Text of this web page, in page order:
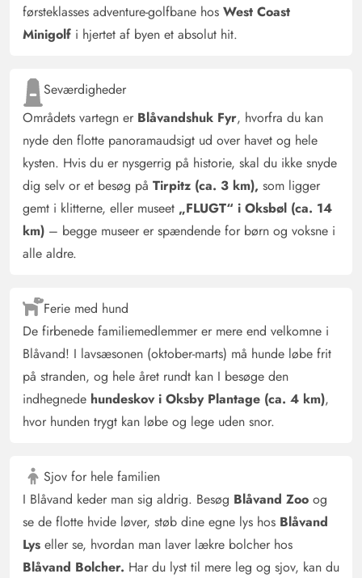
førsteklasses adventure-golfbane hos West Coast
Minigolf i hjertet af byen et absolut hit.
Seværdigheder
Områdets vartegn er Blåvandshuk Fyr, hvorfra du kan
nyde den flotte panoramaudsigt ud over havet og hele
kysten. Hvis du er nysgerrig på historie, skal du ikke snyde
dig selv or et besøg på Tirpitz (ca. 3 km), som ligger
gemt i klitterne, eller museet „FLUGT“ i Oksbøl (ca. 14
km) – begge museer er spændende for børn og voksne i
alle aldre.
Ferie med hund
De firbenede familiemedlemmer er mere end velkomne i
Blåvand! I lavsæsonen (oktober-marts) må hunde løbe frit
på stranden, og hele året rundt kan I besøge den
indhegnede hundeskov i Oksby Plantage (ca. 4 km),
hvor hunden trygt kan løbe og lege uden snor.
Sjov for hele familien
I Blåvand keder man sig aldrig. Besøg Blåvand Zoo og
se de flotte hvide løver, støb dine egne lys hos Blåvand
Lys eller se, hvordan man laver lækre bolcher hos
Blåvand Bolcher. Har du lyst til mere leg og sjov, kan du